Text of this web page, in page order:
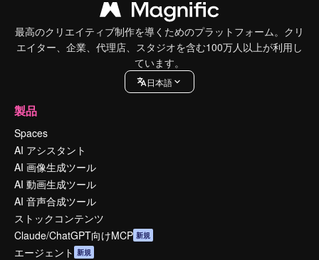
最高のクリエイティブ制作を導くためのプラットフォーム。クリ
エイター、企業、代理店、スタジオを含む100万人以上が利用し
ています。
日本語
製品
Spaces
AI アシスタント
AI 画像生成ツール
AI 動画生成ツール
AI 音声合成ツール
ストックコンテンツ
Claude/ChatGPT向けMCP 新規
エージェント 新規